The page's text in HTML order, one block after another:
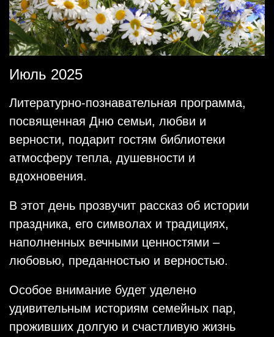
Июль 2025
Литературно-познавательная программа,
посвященная Дню семьи, любви и
верности, подарит гостям библиотеки
атмосферу тепла, душевности и
вдохновения.
В этот день прозвучит рассказ об истории
праздника, его символах и традициях,
наполненных вечными ценностями –
любовью, преданностью и верностью.
Особое внимание будет уделено
удивительным историям семейных пар,
проживших долгую и счастливую жизнь